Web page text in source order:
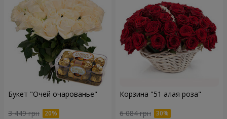
Букет "Очей очарованье"
3 449 грн
Корзина "51 алая роза"
6 084 грн